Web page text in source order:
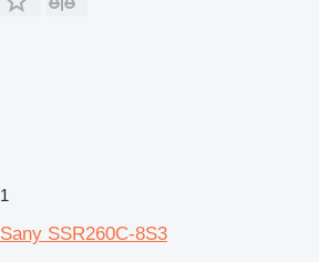
1
Sany SSR260C-8S3